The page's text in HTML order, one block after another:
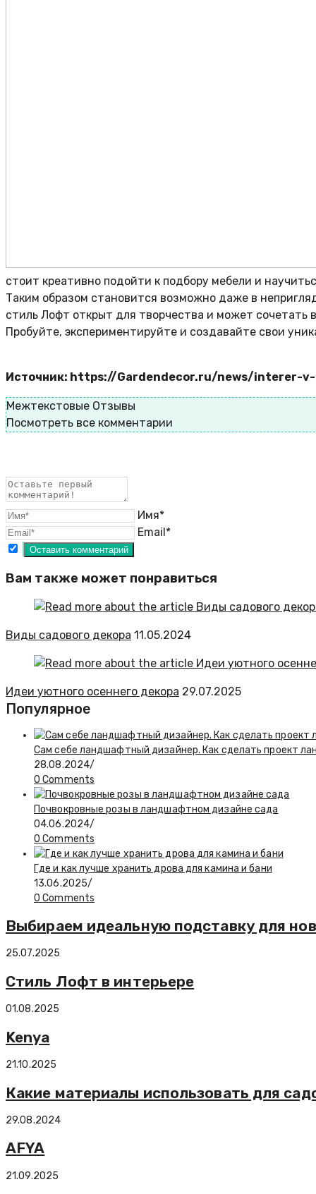
стоит креативно подойти к подбору мебели и
Таким образом становится возможно даже в
стиль Лофт открыт для творчества и может
Пробуйте, экспериментируйте и создавайте свои
Источник: https://Gardendecor.ru/news/interer-
Межтекстовые Отзывы
Посмотреть все комментарии
Имя*
Email*
Вам также может понравиться
Виды садового декора 11.05.2024
Идеи уютного осеннего декора 29.07.2025
Популярное
Сам себе ландшафтный дизайнер. Как сделать проект
28.08.2024/
0 Comments
Почвокровные розы в ландшафтном дизайне сада
04.06.2024/
0 Comments
Где и как лучше хранить дрова для камина и бани
13.06.2025/
0 Comments
Выбираем идеальную подставку для
25.07.2025
Стиль Лофт в интерьере
01.08.2025
Kenya
21.10.2025
Какие материалы использовать для
29.08.2024
AFYA
21.09.2025